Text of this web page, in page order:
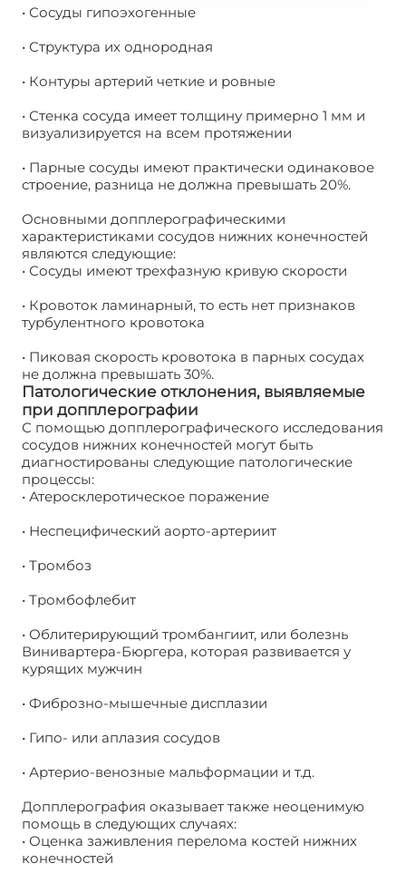
• Сосуды гипоэхогенные
• Структура их однородная
• Контуры артерий четкие и ровные
• Стенка сосуда имеет толщину примерно 1 мм и
визуализируется на всем протяжении
• Парные сосуды имеют практически одинаковое
строение, разница не должна превышать 20%.
Основными допплерографическими
характеристиками сосудов нижних конечностей
являются следующие:
• Сосуды имеют трехфазную кривую скорости
• Кровоток ламинарный, то есть нет признаков
турбулентного кровотока
• Пиковая скорость кровотока в парных сосудах
не должна превышать 30%.
Патологические отклонения, выявляемые
при допплерографии
С помощью допплерографического исследования
сосудов нижних конечностей могут быть
диагностированы следующие патологические
процессы:
• Атеросклеротическое поражение
• Неспецифический аорто-артериит
• Тромбоз
• Тромбофлебит
• Облитерирующий тромбангиит, или болезнь
Винивартера-Бюргера, которая развивается у
курящих мужчин
• Фиброзно-мышечные дисплазии
• Гипо- или аплазия сосудов
• Артерио-венозные мальформации и т.д.
Допплерография оказывает также неоценимую
помощь в следующих случаях:
• Оценка заживления перелома костей нижних
конечностей